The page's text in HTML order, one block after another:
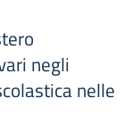
negli
nelle